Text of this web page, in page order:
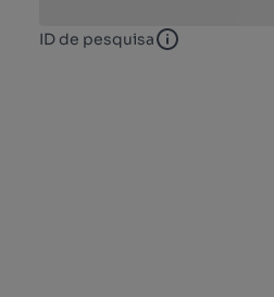
ID de pesquisa ID de pesquisa